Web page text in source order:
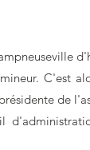
C'est
de